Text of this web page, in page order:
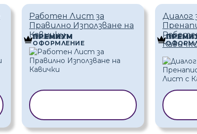
Работен Лист за
Правилно Използване на
Кавички
ПРЕМИУМ
ОФОРМЛЕНИЕ
Диалог